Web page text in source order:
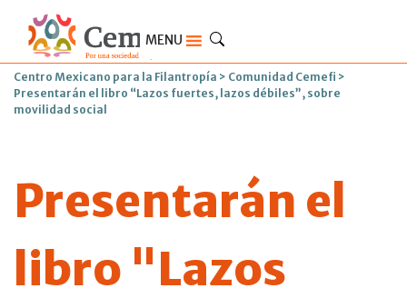
MENU
Centro Mexicano para la Filantropía > Comunidad Cemefi >
Presentarán el libro “Lazos fuertes, lazos débiles”, sobre
movilidad social
Presentarán el
libro "Lazos